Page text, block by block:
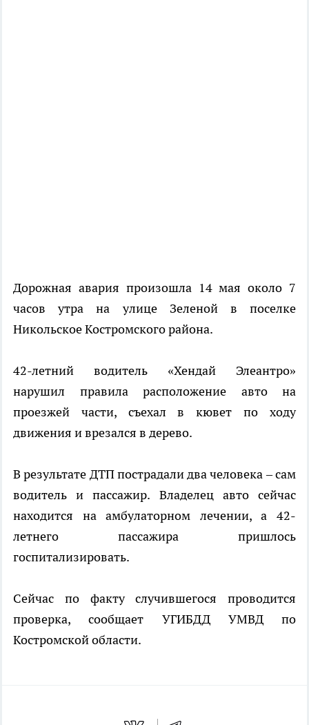
Дорожная авария произошла 14 мая около 7
часов утра на улице Зеленой в поселке
Никольское Костромского района.
42-летний водитель «Хендай Элеантро»
нарушил правила расположение авто на
проезжей части, съехал в кювет по ходу
движения и врезался в дерево.
В результате ДТП пострадали два человека – сам
водитель и пассажир. Владелец авто сейчас
находится на амбулаторном лечении, а 42-
летнего пассажира пришлось
госпитализировать.
Сейчас по факту случившегося проводится
проверка, сообщает УГИБДД УМВД по
Костромской области.